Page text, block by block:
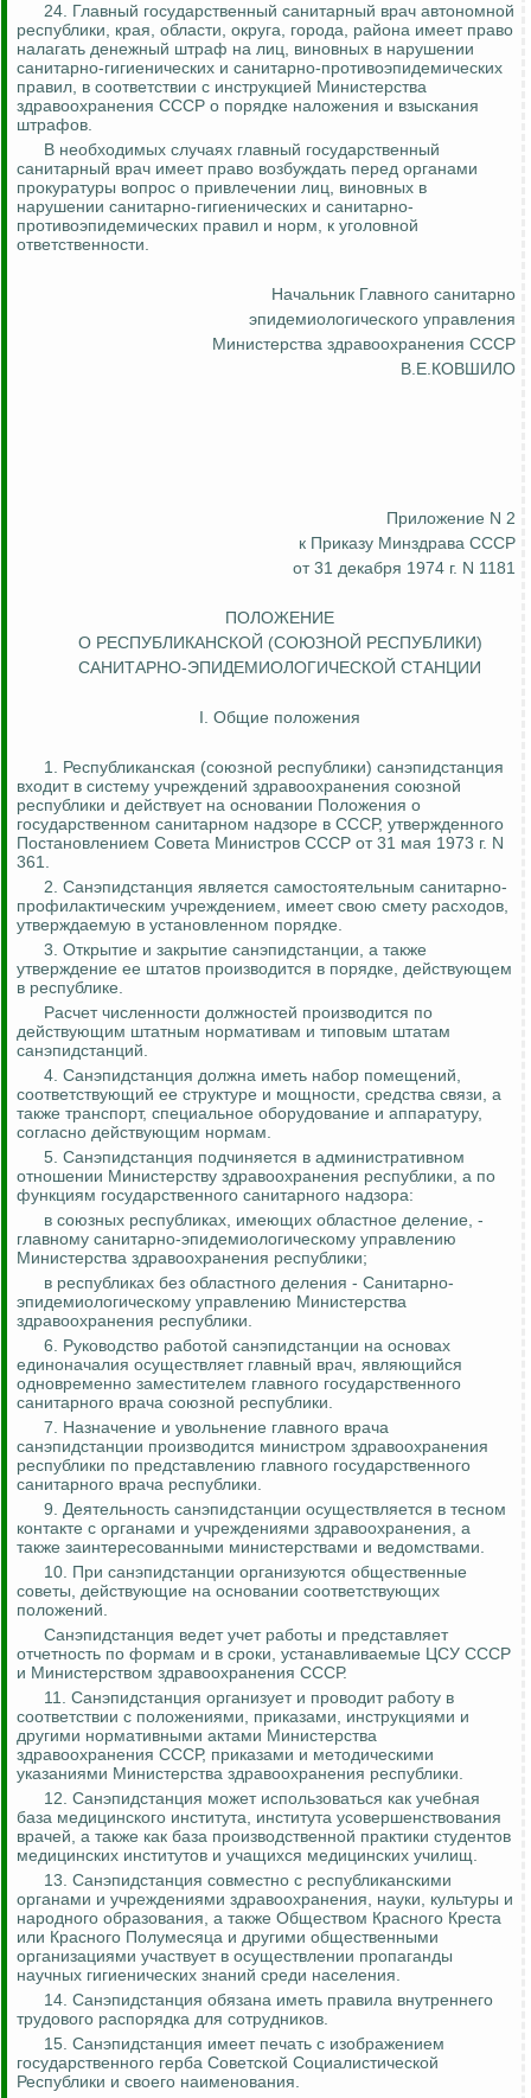
24. Главный государственный санитарный врач автономной
республики, края, области, округа, города, района имеет право
налагать денежный штраф на лиц, виновных в нарушении
санитарно-гигиенических и санитарно-противоэпидемических
правил, в соответствии с инструкцией Министерства
здравоохранения СССР о порядке наложения и взыскания
штрафов.
В необходимых случаях главный государственный
санитарный врач имеет право возбуждать перед органами
прокуратуры вопрос о привлечении лиц, виновных в
нарушении санитарно-гигиенических и санитарно-
противоэпидемических правил и норм, к уголовной
ответственности.
Начальник Главного санитарно
эпидемиологического управления
Министерства здравоохранения СССР
В.Е.КОВШИЛО
Приложение N 2
к Приказу Минздрава СССР
от 31 декабря 1974 г. N 1181
ПОЛОЖЕНИЕ
О РЕСПУБЛИКАНСКОЙ (СОЮЗНОЙ РЕСПУБЛИКИ)
САНИТАРНО-ЭПИДЕМИОЛОГИЧЕСКОЙ СТАНЦИИ
I. Общие положения
1. Республиканская (союзной республики) санэпидстанция
входит в систему учреждений здравоохранения союзной
республики и действует на основании Положения о
государственном санитарном надзоре в СССР, утвержденного
Постановлением Совета Министров СССР от 31 мая 1973 г. N
361.
2. Санэпидстанция является самостоятельным санитарно-
профилактическим учреждением, имеет свою смету расходов,
утверждаемую в установленном порядке.
3. Открытие и закрытие санэпидстанции, а также
утверждение ее штатов производится в порядке, действующем
в республике.
Расчет численности должностей производится по
действующим штатным нормативам и типовым штатам
санэпидстанций.
4. Санэпидстанция должна иметь набор помещений,
соответствующий ее структуре и мощности, средства связи, а
также транспорт, специальное оборудование и аппаратуру,
согласно действующим нормам.
5. Санэпидстанция подчиняется в административном
отношении Министерству здравоохранения республики, а по
функциям государственного санитарного надзора:
в союзных республиках, имеющих областное деление, -
главному санитарно-эпидемиологическому управлению
Министерства здравоохранения республики;
в республиках без областного деления - Санитарно-
эпидемиологическому управлению Министерства
здравоохранения республики.
6. Руководство работой санэпидстанции на основах
единоначалия осуществляет главный врач, являющийся
одновременно заместителем главного государственного
санитарного врача союзной республики.
7. Назначение и увольнение главного врача
санэпидстанции производится министром здравоохранения
республики по представлению главного государственного
санитарного врача республики.
9. Деятельность санэпидстанции осуществляется в тесном
контакте с органами и учреждениями здравоохранения, а
также заинтересованными министерствами и ведомствами.
10. При санэпидстанции организуются общественные
советы, действующие на основании соответствующих
положений.
Санэпидстанция ведет учет работы и представляет
отчетность по формам и в сроки, устанавливаемые ЦСУ СССР
и Министерством здравоохранения СССР.
11. Санэпидстанция организует и проводит работу в
соответствии с положениями, приказами, инструкциями и
другими нормативными актами Министерства
здравоохранения СССР, приказами и методическими
указаниями Министерства здравоохранения республики.
12. Санэпидстанция может использоваться как учебная
база медицинского института, института усовершенствования
врачей, а также как база производственной практики студентов
медицинских институтов и учащихся медицинских училищ.
13. Санэпидстанция совместно с республиканскими
органами и учреждениями здравоохранения, науки, культуры и
народного образования, а также Обществом Красного Креста
или Красного Полумесяца и другими общественными
организациями участвует в осуществлении пропаганды
научных гигиенических знаний среди населения.
14. Санэпидстанция обязана иметь правила внутреннего
трудового распорядка для сотрудников.
15. Санэпидстанция имеет печать с изображением
государственного герба Советской Социалистической
Республики и своего наименования.